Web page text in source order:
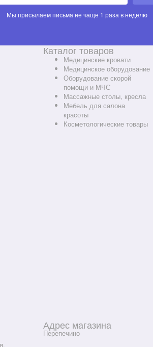
Мы присылаем письма не чаще 1 раза в неделю
Каталог товаров
Медицинские кровати
Медицинское оборудование
Оборудование скорой
помощи и МЧС
Массажные столы, кресла
Мебель для салона
красоты
Косметологические товары
Адрес магазина
Перепечино